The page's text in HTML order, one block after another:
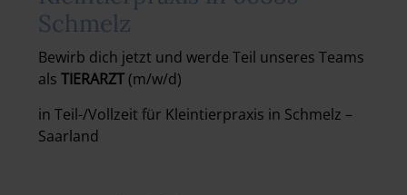
Schmelz
Bewirb dich jetzt und werde Teil unseres Teams
alsTIERARZT (m/w/d)
in Teil-/Vollzeit für Kleintierpraxis in Schmelz –
Saarland